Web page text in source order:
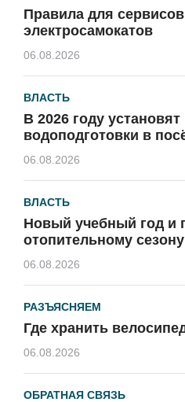
Правила для
электросамокатов
06.08.2026
ВЛАСТЬ
В 2026 году установят
водоподготовки в
06.08.2026
ВЛАСТЬ
Новый учебный год и
отопительному сезону
06.08.2026
РАЗЪЯСНЯЕМ
Где хранить
06.08.2026
ОБРАТНАЯ СВЯЗЬ